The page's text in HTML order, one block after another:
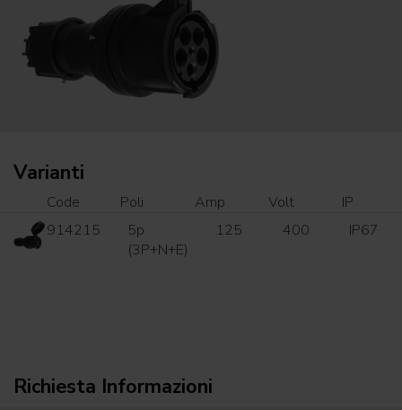
Varianti
Code Poli Amp Volt
IP
914215
5p
(3P+N+E)
125 400 IP67
Richiesta Informazioni